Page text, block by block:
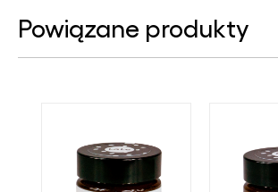
Powiązane produkty